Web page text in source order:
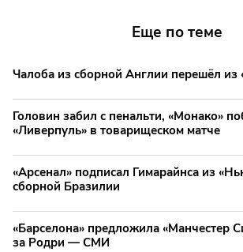
Еще по теме
Чалоба из сборной Англии перешёл из
Головин забил с пенальти, «Монако»
«Ливерпуль» в товарищеском матче
«Арсенал» подписал Гимарайнса из
сборной Бразилии
«Барселона» предложила «Манчестер
за Родри — СМИ